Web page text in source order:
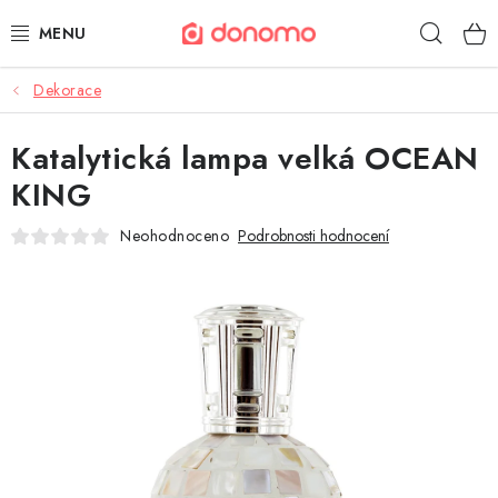
na
POLŠTÁŘE A PŘIKRÝVKY
MATRACE A TOPPERY
NÁBYTEK
POVLEČENÍ A PROSTĚRADLA
Dekorace
Katalytická lampa velká OCEAN
KING
Neohodnoceno Podrobnosti hodnocení